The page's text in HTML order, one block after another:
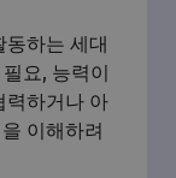
하는 세대
요, 능력이
력하거나 아
이해하려